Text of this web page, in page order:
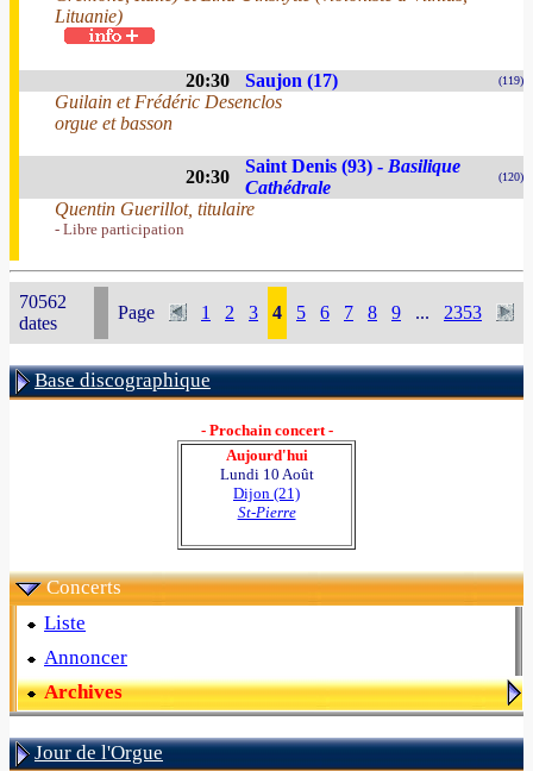
Lituanie)
20:30 Saujon (17) (119)
Guilain et Frédéric Desenclos
orgue et basson
20:30
Saint Denis (93) - Basilique
Cathédrale
(120)
Quentin Guerillot, titulaire
- Libre participation
70562
dates
Page 1 2 3 4 5 6 7 8 9 ... 2353
Base discographique
- Prochain concert -
Aujourd'hui
Lundi 10 Août
Dijon (21)
St-Pierre
Concerts
Liste
Annoncer
Archives
Jour de l'Orgue